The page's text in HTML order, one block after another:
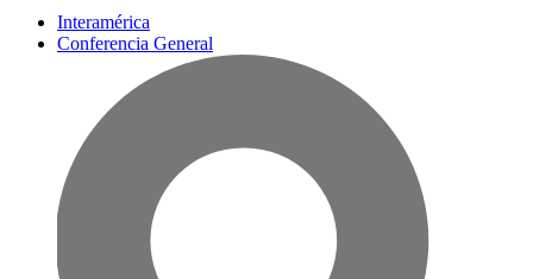
Interamérica
Conferencia General